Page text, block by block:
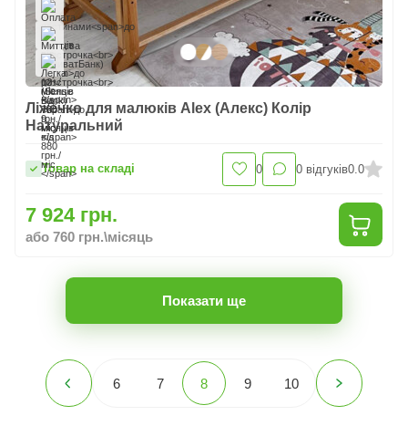
Ліжечко для малюків Alex (Алекс) Колір
Натуральний
Товар на складі 0 0 відгуків0.0
7 924 грн.
або 760 грн.\місяць
Показати ще
6 7 8 9 10